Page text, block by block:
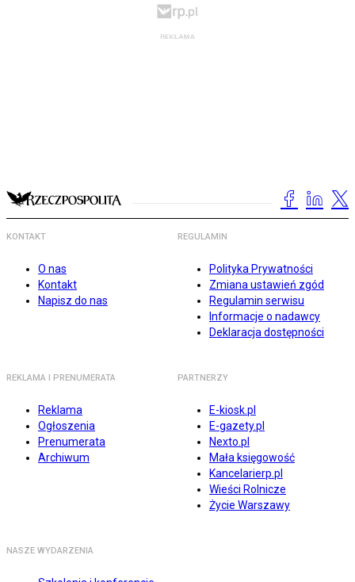
KONTAKT
O nas
Kontakt
Napisz do nas
REGULAMIN
Polityka Prywatności
Zmiana ustawień zgód
Regulamin serwisu
Informacje o nadawcy
Deklaracja dostępności
REKLAMA I PRENUMERATA
Reklama
Ogłoszenia
Prenumerata
Archiwum
PARTNERZY
E-kiosk.pl
E-gazety.pl
Nexto.pl
Mała księgowość
Kancelarierp.pl
Wieści Rolnicze
Życie Warszawy
NASZE WYDARZENIA